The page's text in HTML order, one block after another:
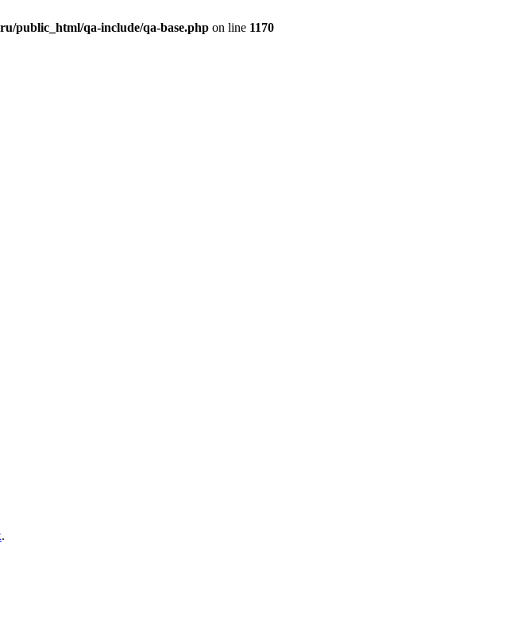
public_html/qa-include/qa-base.php on line 1170
.